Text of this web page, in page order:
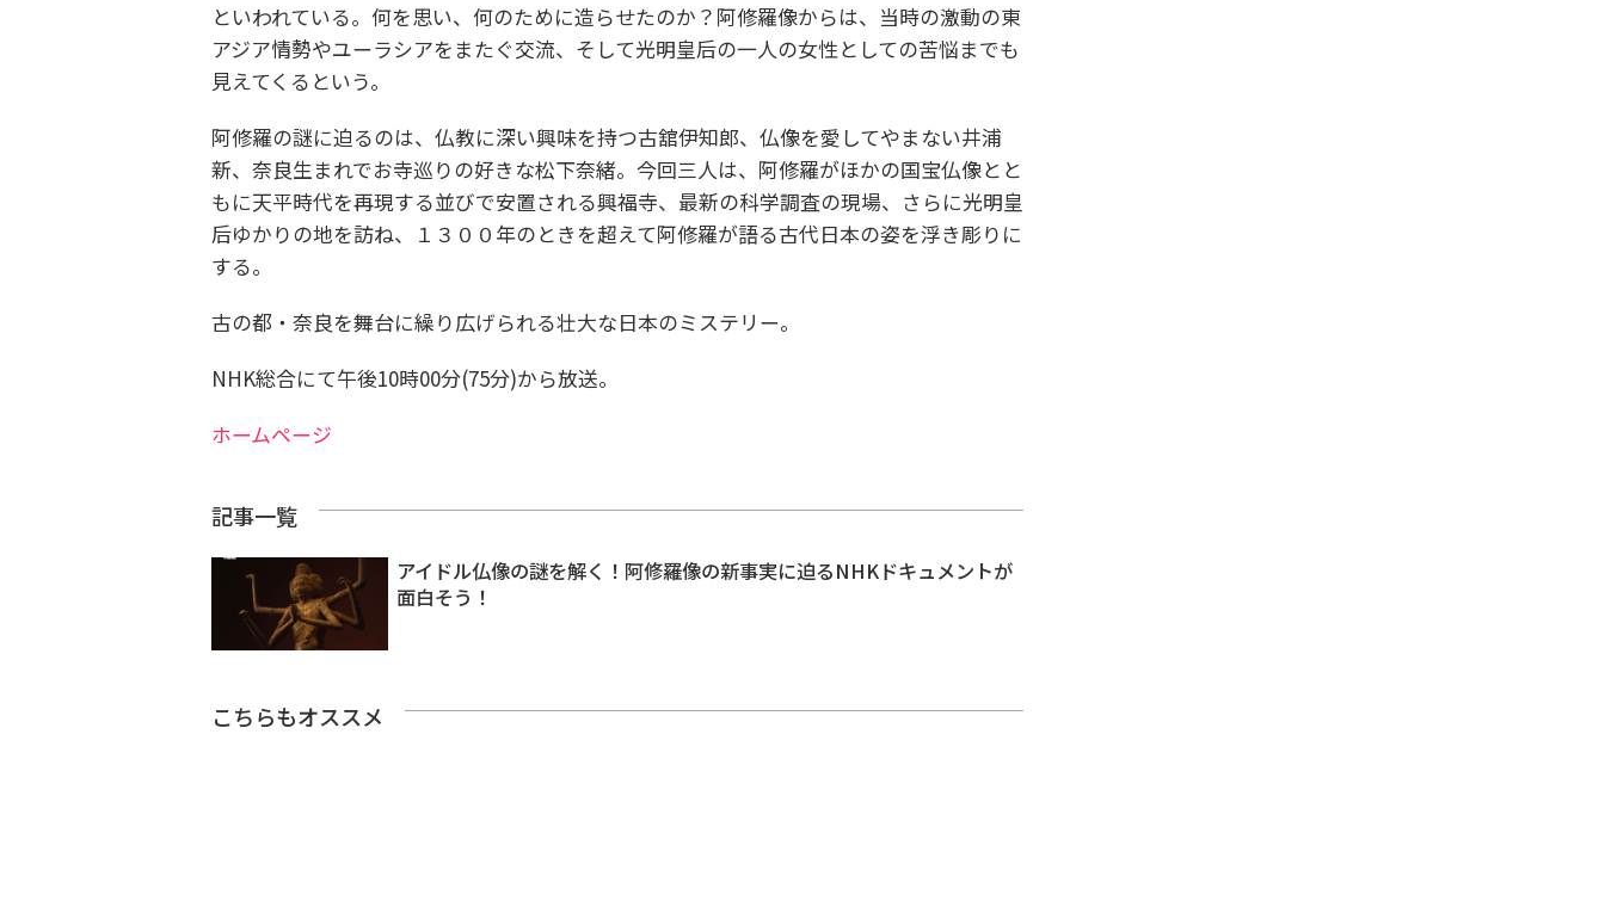
といわれている。何を思い、何のために造らせたのか？阿修羅像からは、当時の激動の東
アジア情勢やユーラシアをまたぐ交流、そして光明皇后の一人の女性としての苦悩までも
見えてくるという。
阿修羅の謎に迫るのは、仏教に深い興味を持つ古舘伊知郎、仏像を愛してやまない井浦
新、奈良生まれでお寺巡りの好きな松下奈緒。今回三人は、阿修羅がほかの国宝仏像とと
もに天平時代を再現する並びで安置される興福寺、最新の科学調査の現場、さらに光明皇
后ゆかりの地を訪ね、１３００年のときを超えて阿修羅が語る古代日本の姿を浮き彫りに
する。
古の都・奈良を舞台に繰り広げられる壮大な日本のミステリー。
NHK総合にて午後10時00分(75分)から放送。
ホームページ
記事一覧
アイドル仏像の謎を解く！阿修羅像の新事実に迫るNHKドキュメントが
面白そう！
こちらもオススメ